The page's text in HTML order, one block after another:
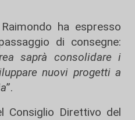
ha espresso
di consegne:
saprà consolidare i
nuovi progetti a
”.
Consiglio Direttivo del